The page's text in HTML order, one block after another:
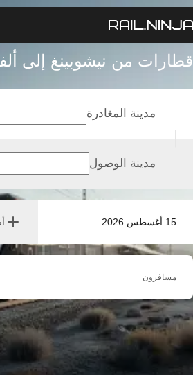
قطارات من نيشوبينغ إلى
15 أغسطس 2026
مدينة المغادرة
مدينة الوصول
مسافرون